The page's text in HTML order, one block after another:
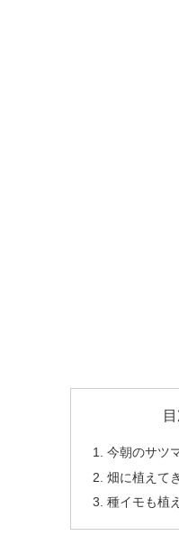
今朝のサツ
畑に植えて
種イモも植